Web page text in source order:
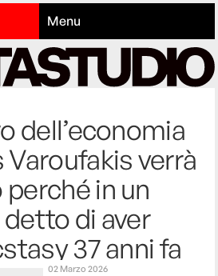
Menu
dell’economia
Varoufakis verrà
in un
di aver
37 anni fa
02 Marzo 2026